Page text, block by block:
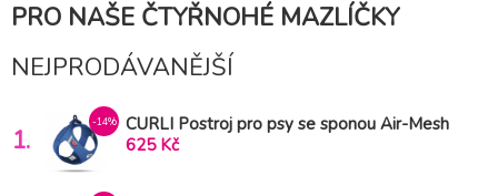
PRO NAŠE ČTYŘNOHÉ MAZLÍČKY
NEJPRODÁVANĚJŠÍ
1.
-14%
CURLI Postroj pro psy se sponou Air-Mesh
Blue M, 6-9 kg
625 Kč